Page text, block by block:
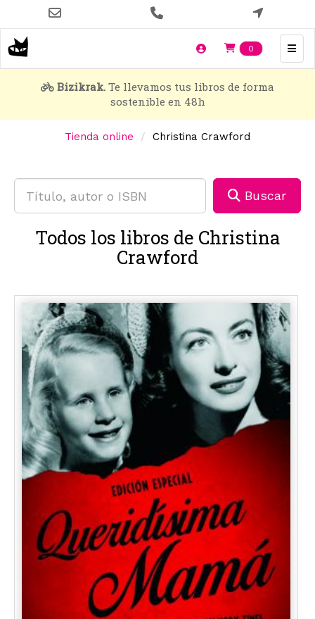
contenido
principal
0 Items en
Bizikrak. Te llevamos tus libros de forma
sostenible en 48h
Tienda online Christina Crawford
Buscar
Todos los libros de Christina
Crawford